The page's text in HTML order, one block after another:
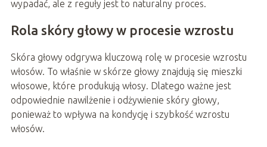
wypadać, ale z reguły jest to naturalny proces.
Rola skóry głowy w procesie wzrostu
Skóra głowy odgrywa kluczową rolę w procesie wzrostu
włosów. To właśnie w skórze głowy znajdują się mieszki
włosowe, które produkują włosy. Dlatego ważne jest
odpowiednie nawilżenie i odżywienie skóry głowy,
ponieważ to wpływa na kondycję i szybkość wzrostu
włosów.